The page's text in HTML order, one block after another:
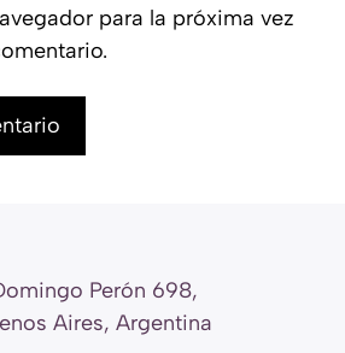
para la próxima vez
Perón 698,
Aires, Argentina